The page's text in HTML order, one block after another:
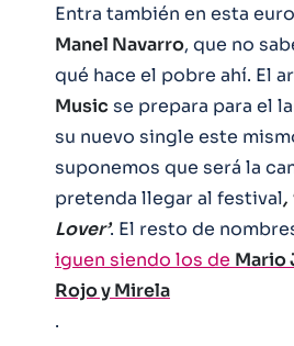
Entra también en esta
Manel Navarro, que no
qué hace el pobre ahí. El
Music se prepara para el
su nuevo single este
suponemos que será la
pretenda llegar al festival,
Lover’. El resto de
iguen siendo los de Mario
Rojo y Mirela
.